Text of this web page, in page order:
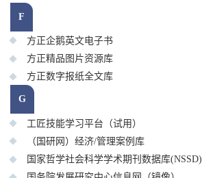
F
方正企鹅英文电子书
方正精品图片资源库
方正数字报纸全文库
G
工匠技能学习平台（试用）
（国研网）经济/管理案例库
国家哲学社会科学学术期刊数据库(NSSD)